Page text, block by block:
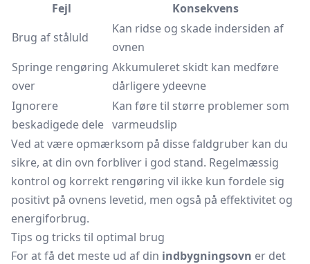
Fejl
Konsekvens
Brug af ståluld
Kan ridse og skade indersiden af
ovnen
Springe rengøring
over
Akkumuleret skidt kan medføre
dårligere ydeevne
Ignorere
beskadigede dele
Kan føre til større problemer som
varmeudslip
Ved at være opmærksom på disse faldgruber kan du
sikre, at din ovn forbliver i god stand. Regelmæssig
kontrol og korrekt rengøring vil ikke kun fordele sig
positivt på ovnens levetid, men også på effektivitet og
energiforbrug.
Tips og tricks til optimal brug
For at få det meste ud af din indbygningsovn er det